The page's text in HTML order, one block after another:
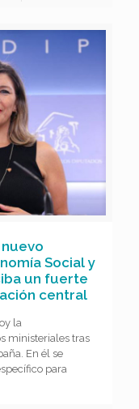
Social y
un fuerte
central
la
ministeriales tras
En él se
para